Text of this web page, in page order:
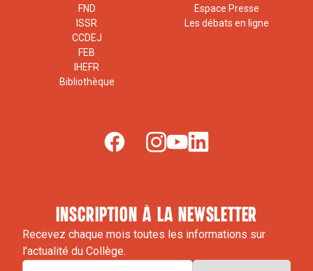
FND
ISSR
CCDEJ
FEB
IHEFR
Bibliothèque
Espace Presse
Les débats en ligne
inscription à la newsletter
Recevez chaque mois toutes les informations sur
l'actualité du Collège.